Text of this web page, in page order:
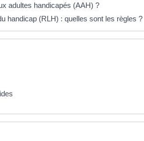
adultes handicapés (AAH) ?
handicap (RLH) : quelles sont les règles ?